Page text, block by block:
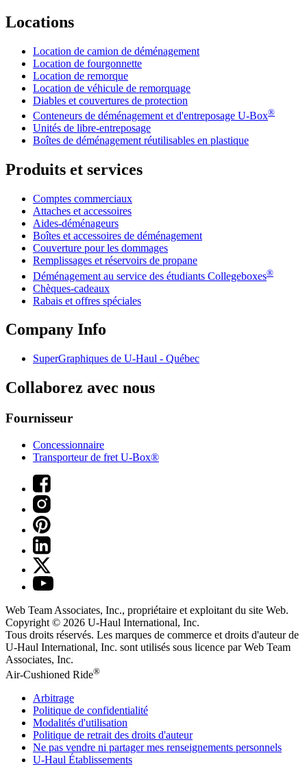
Locations
Location de camion de déménagement
Location de fourgonnette
Location de remorque
Location de véhicule de remorquage
Diables et couvertures de protection
Conteneurs de déménagement et d'entreposage U-Box®
Unités de libre-entreposage
Boîtes de déménagement réutilisables en plastique
Produits et services
Comptes commerciaux
Attaches et accessoires
Aides-déménageurs
Boîtes et accessoires de déménagement
Couverture pour les dommages
Remplissages et réservoirs de propane
Déménagement au service des étudiants Collegeboxes®
Chèques-cadeaux
Rabais et offres spéciales
Company Info
SuperGraphiques de U-Haul - Québec
Collaborez avec nous
Fournisseur
Concessionnaire
Transporteur de fret U-Box®
Web Team Associates, Inc., propriétaire et exploitant du site Web.
Copyright © 2026 U-Haul International, Inc.
Tous droits réservés. Les marques de commerce et droits d'auteur de
U-Haul International, Inc. sont utilisés sous licence par Web Team
Associates, Inc.
Air-Cushioned Ride®
Arbitrage
Politique de confidentialité
Modalités d'utilisation
Politique de retrait des droits d'auteur
Ne pas vendre ni partager mes renseignements personnels
U-Haul Établissements